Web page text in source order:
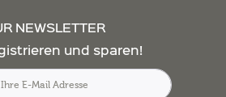
NEWSLETTER
und sparen!